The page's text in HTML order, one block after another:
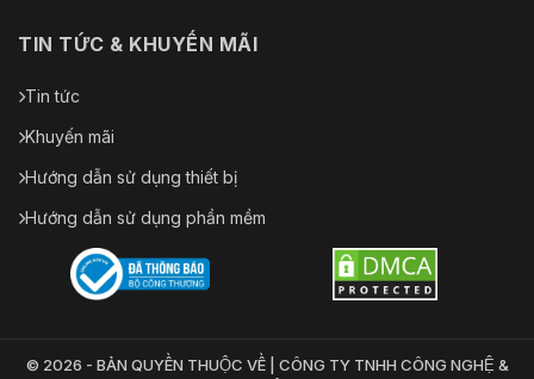
TIN TỨC & KHUYẾN MÃI
Tin tức
Khuyến mãi
Hướng dẫn sử dụng thiết bị
Hướng dẫn sử dụng phần mềm
© 2026 - BẢN QUYỀN THUỘC VỀ | CÔNG TY TNHH CÔNG NGHỆ &